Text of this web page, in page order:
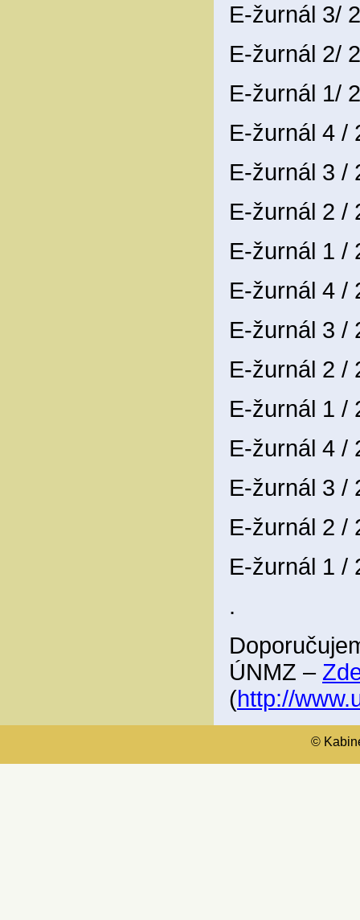
E-žurnál 3/
E-žurnál 2/
E-žurnál 1/
E-žurnál 4 /
E-žurnál 3 /
E-žurnál 2 /
E-žurnál 1 /
E-žurnál 4 /
E-žurnál 3 /
E-žurnál 2 /
E-žurnál 1 /
E-žurnál 4 /
E-žurnál 3 /
E-žurnál 2 /
E-žurnál 1 /
.
ÚNMZ –
(http://
©